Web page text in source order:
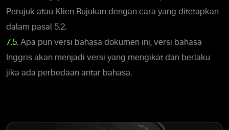
Perujuk atau Klien Rujukan dengan cara yang ditetapkan
dalam pasal 5.2.
7.5. Apa pun versi bahasa dokumen ini, versi bahasa
Inggris akan menjadi versi yang mengikat dan berlaku
jika ada perbedaan antar bahasa.